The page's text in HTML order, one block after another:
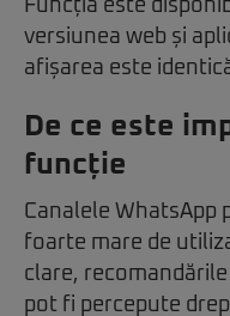
Funcția este
versiunea web și
afișarea este
De ce este
funcție
Canalele WhatsApp
foarte mare de
clare,
pot fi percepute